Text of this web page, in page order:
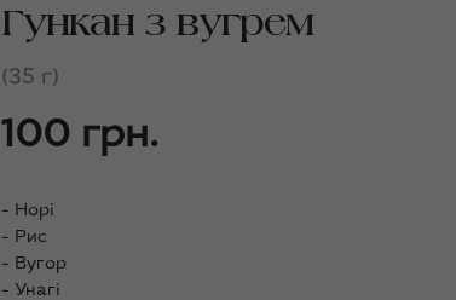
Гункан з вугрем
(35 г)
100 грн.
- Норі
- Рис
- Вугор
- Унагі